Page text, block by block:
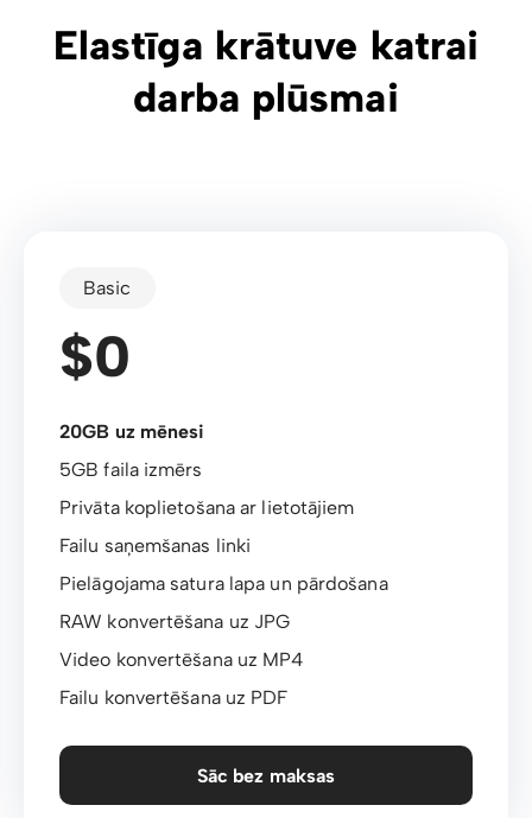
Elastīga krātuve katrai
darba plūsmai
Basic
$0
20GB uz mēnesi
5GB faila izmērs
Privāta koplietošana ar lietotājiem
Failu saņemšanas linki
Pielāgojama satura lapa un pārdošana
RAW konvertēšana uz JPG
Video konvertēšana uz MP4
Failu konvertēšana uz PDF
Sāc bez maksas